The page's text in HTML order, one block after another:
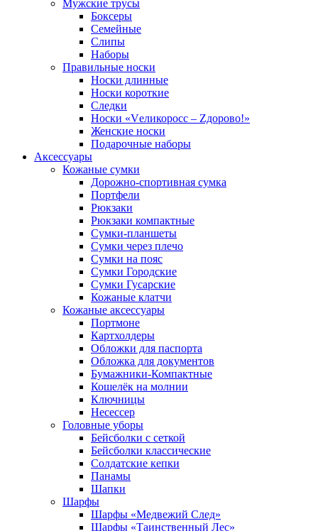
Мужские трусы
Боксеры
Семейные
Слипы
Наборы
Правильные носки
Носки длинные
Носки короткие
Следки
Носки «Vеликоросс – Zдорово!»
Женские носки
Подарочные наборы
Аксессуары
Кожаные сумки
Дорожно-спортивная сумка
Портфели
Рюкзаки
Рюкзаки компактные
Сумки-планшеты
Сумки через плечо
Сумки на пояс
Сумки Городские
Сумки Гусарские
Кожаные клатчи
Кожаные аксессуары
Портмоне
Картхолдеры
Обложки для паспорта
Обложка для документов
Бумажники-Компактные
Кошелёк на молнии
Ключницы
Несессер
Головные уборы
Бейсболки с сеткой
Бейсболки классические
Солдатские кепки
Панамы
Шапки
Шарфы
Шарфы «Медвежий След»
Шарфы «Таинственный Лес»